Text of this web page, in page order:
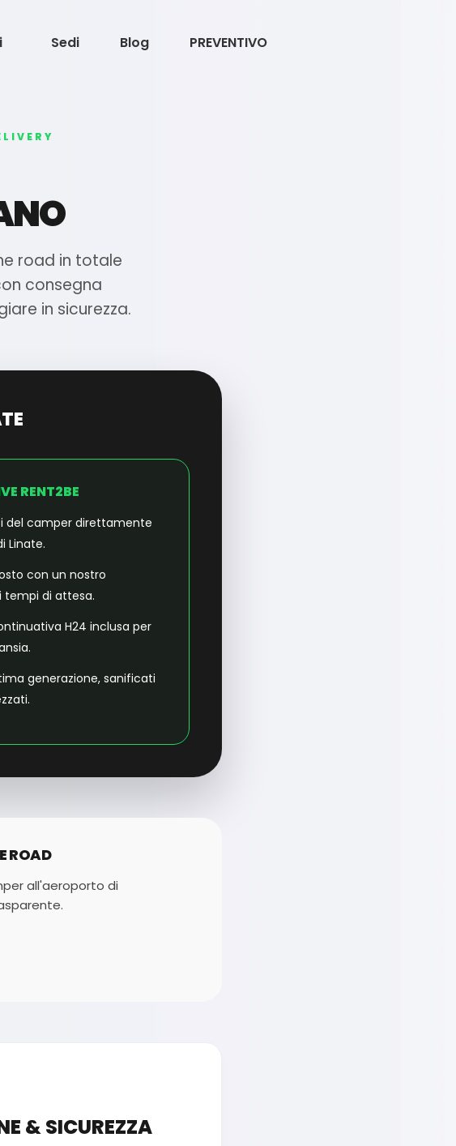
Sedi Blog PREVENTIVO
road in totale
consegna
in sicurezza.
RENT2BE
del camper direttamente
Linate.
con un nostro
tempi di attesa.
H24 inclusa per
generazione, sanificati
ROAD
all'aeroporto di
& SICUREZZA